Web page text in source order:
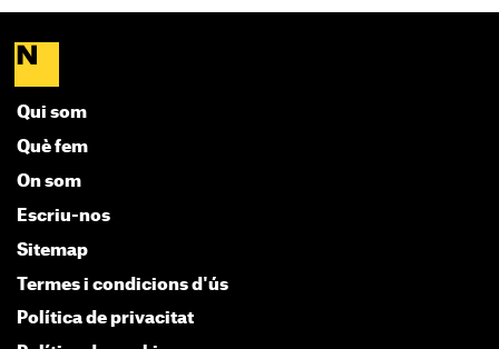
Qui som
Què fem
On som
Escriu-nos
Sitemap
Termes i condicions d'ús
Política de privacitat